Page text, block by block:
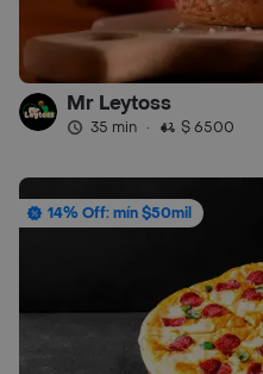
Mr Leytoss
35 min · $ 6500
14% Off: mín $50mil